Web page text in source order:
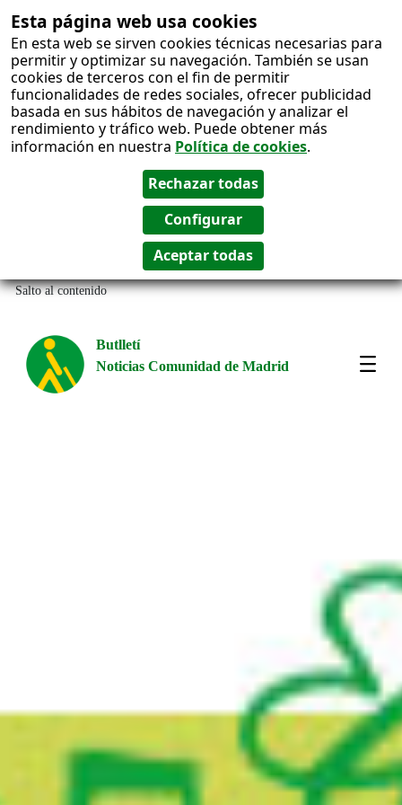
Esta página web usa cookies
En esta web se sirven cookies técnicas necesarias para
permitir y optimizar su navegación. También se usan
cookies de terceros con el fin de permitir
funcionalidades de redes sociales, ofrecer publicidad
basada en sus hábitos de navegación y analizar el
rendimiento y tráfico web. Puede obtener más
información en nuestra Política de cookies.
Salto al contenido
Butlletí
Noticias Comunidad de Madrid